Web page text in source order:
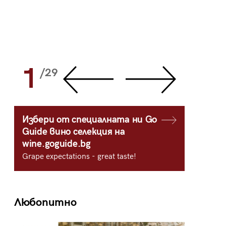
1 /29
Избери от специалната ни Go
Guide вино селекция на
wine.goguide.bg
Grape expectations - great taste!
Любопитно